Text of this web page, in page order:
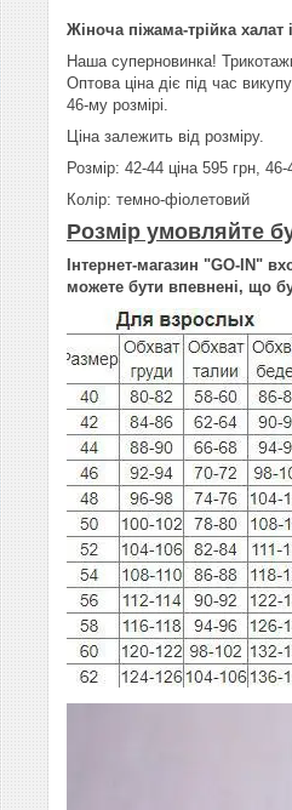
Жіноча піжама-трійка
Наша суперновинка!
Оптова ціна діє під час
46-му розмірі.
Ціна залежить від розміру.
Розмір: 42-44 ціна 595 грн,
Колір: темно-фіолетовий
Розмір умовляйте
Інтернет-магазин "GO-IN"
можете бути впевнені, що